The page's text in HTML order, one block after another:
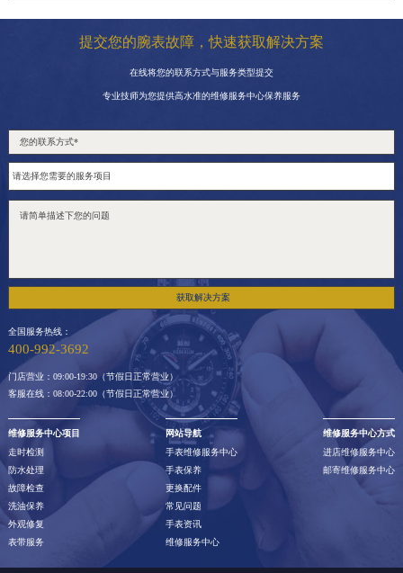
提交您的腕表故障，快速获取解决方案
在线将您的联系方式与服务类型提交
专业技师为您提供高水准的维修服务中心保养服务
获取解决方案
全国服务热线：
400-992-3692
门店营业：09:00-19:30（节假日正常营业）
客服在线：08:00-22:00（节假日正常营业）
维修服务中心项目
走时检测
防水处理
故障检查
洗油保养
外观修复
表带服务
网站导航
手表维修服务中心
手表保养
更换配件
常见问题
手表资讯
维修服务中心
维修服务中心方式
进店维修服务中心
邮寄维修服务中心